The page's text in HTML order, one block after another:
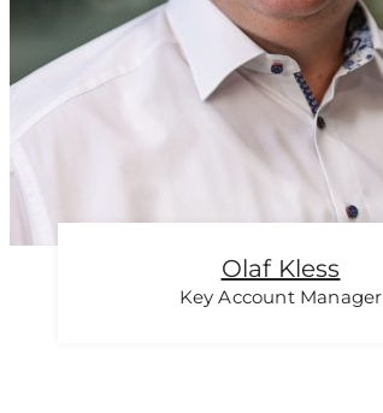
Olaf Kless
Key Account Mana­ger